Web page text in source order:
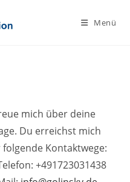
Menü
mich über deine
Du erreichst mich
folgende Kontaktwege:
+491723031438